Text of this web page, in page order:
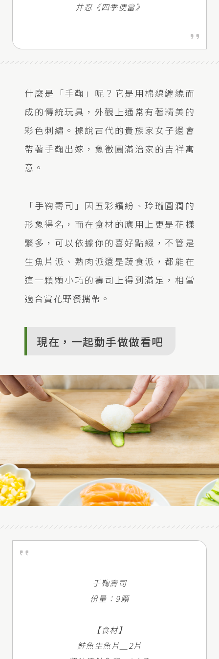
井忍《四季便當》
什麼是「手鞠」呢？它是用棉線纏繞而
成的傳統玩具，外觀上通常有著精美的
彩色刺繡。據說古代的貴族家女子還會
帶著手鞠出嫁，象徵圓滿治家的吉祥寓
意。
「手鞠壽司」因五彩繽紛、玲瓏圓潤的
形象得名，而在食材的應用上更是花樣
繁多，可以依據你的喜好點綴，不管是
生魚片派、熟肉派還是蔬食派，都能在
這一顆顆小巧的壽司上得到滿足，相當
適合賞花野餐攜帶。
現在，一起動手做做看吧
手鞠壽司
份量：9顆
【食材】
鮭魚生魚片＿2片